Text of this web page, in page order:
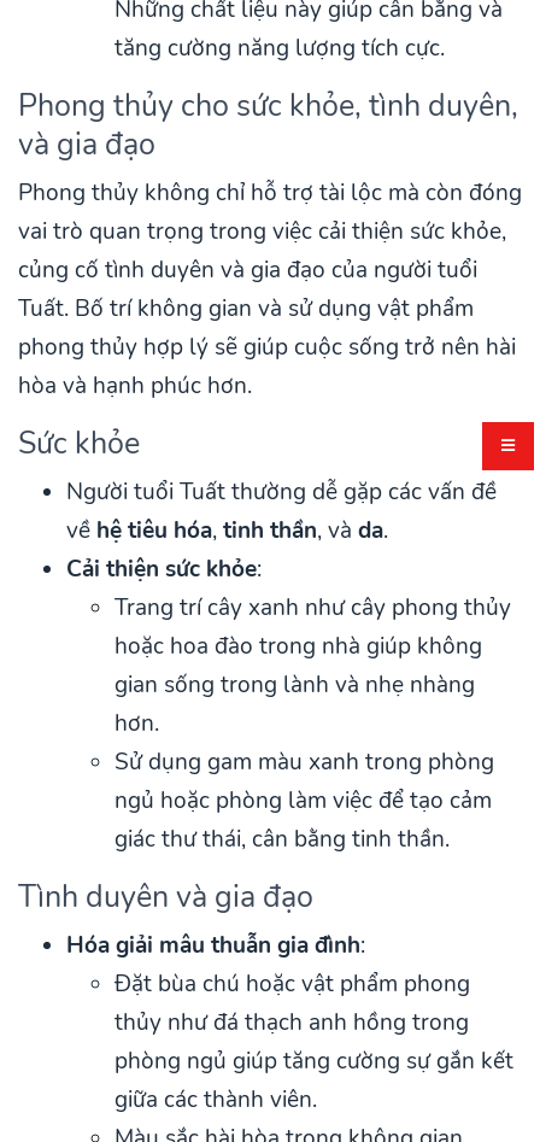
Những chất liệu này giúp cân bằng và
tăng cường năng lượng tích cực.
Phong thủy cho sức khỏe, tình duyên,
và gia đạo
Phong thủy không chỉ hỗ trợ tài lộc mà còn đóng
vai trò quan trọng trong việc cải thiện sức khỏe,
củng cố tình duyên và gia đạo của người tuổi
Tuất. Bố trí không gian và sử dụng vật phẩm
phong thủy hợp lý sẽ giúp cuộc sống trở nên hài
hòa và hạnh phúc hơn.
Sức khỏe
Người tuổi Tuất thường dễ gặp các vấn đề
về hệ tiêu hóa,tinh thần, và da.
Cải thiện sức khỏe:
Trang trí cây xanh như cây phong thủy
hoặc hoa đào trong nhà giúp không
gian sống trong lành và nhẹ nhàng
hơn.
Sử dụng gam màu xanh trong phòng
ngủ hoặc phòng làm việc để tạo cảm
giác thư thái, cân bằng tinh thần.
Tình duyên và gia đạo
Hóa giải mâu thuẫn gia đình:
Đặt bùa chú hoặc vật phẩm phong
thủy như đá thạch anh hồng trong
phòng ngủ giúp tăng cường sự gắn kết
giữa các thành viên.